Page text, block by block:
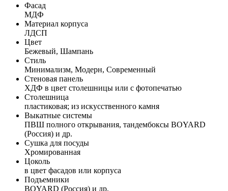
Фасад
МДФ
Материал корпуса
ЛДСП
Цвет
Бежевый, Шампань
Стиль
Минимализм, Модерн, Современный
Стеновая панель
ХДФ в цвет столешницы или с фотопечатью
Столешница
пластиковая; из искусственного камня
Выкатные системы
ПВШ полного открывания, тандембоксы BOYARD
(Россия) и др.
Сушка для посуды
Хромированная
Цоколь
в цвет фасадов или корпуса
Подъемники
BOYARD (Россия) и др.